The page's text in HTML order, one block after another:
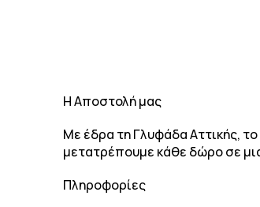
H Αποστολή μας
Με έδρα τη Γλυφάδα Αττικής,
μετατρέπουμε κάθε δώρο σε
Πληροφορίες